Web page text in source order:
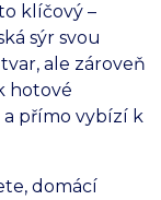
klíčový –
sýr svou
ale zároveň
hotové
a přímo vybízí k
domácí